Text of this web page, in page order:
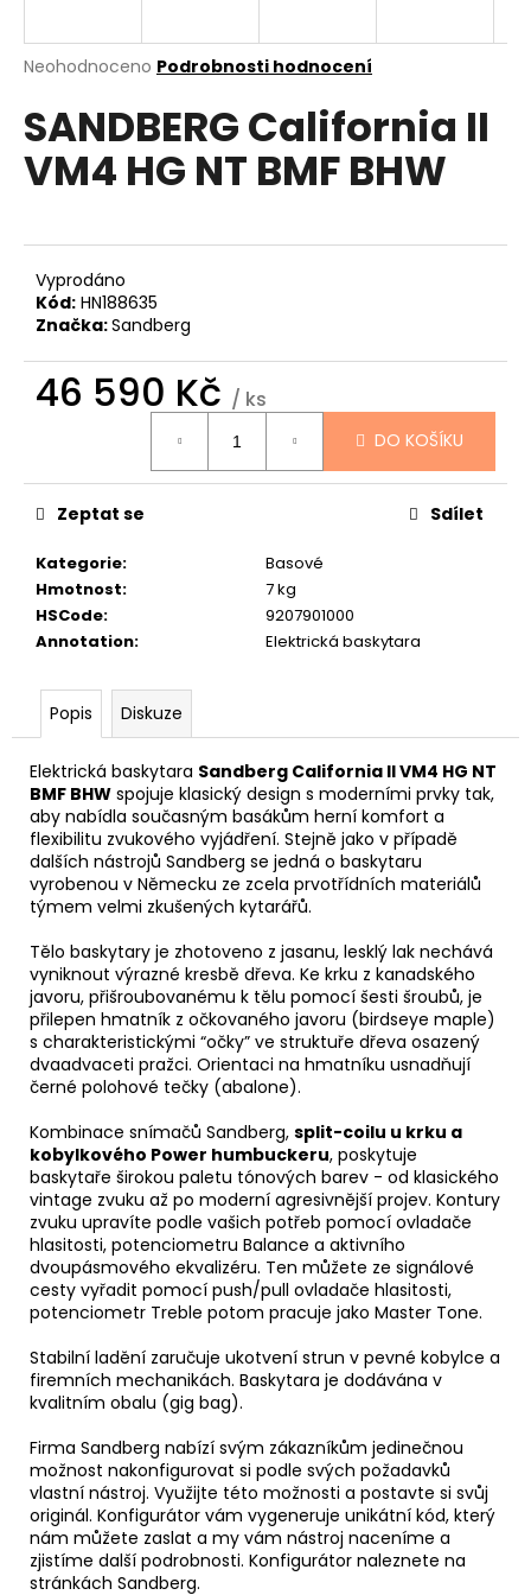
Průměrné
produktu
je
0,0
z
Neohodnoceno Podrobnosti hodnocení
SANDBERG California II
VM4 HG NT BMF BHW
Vyprodáno
Kód: HN188635
Značka:Sandberg
46 590 Kč / ks
DO KOŠÍKU
Kategorie:
Basové
Hmotnost:
7 kg
HSCode:
9207901000
Annotation: Elektrická baskytara
Zeptat se Sdílet
Popis Diskuze
Elektrická baskytara Sandberg California II VM4 HG NT
BMF BHW spojuje klasický design s moderními prvky tak,
aby nabídla současným basákům herní komfort a
flexibilitu zvukového vyjádření. Stejně jako v případě
dalších nástrojů Sandberg se jedná o baskytaru
vyrobenou v Německu ze zcela prvotřídních materiálů
týmem velmi zkušených kytarářů.
Tělo baskytary je zhotoveno z jasanu, lesklý lak nechává
vyniknout výrazné kresbě dřeva. Ke krku z kanadského
javoru, přišroubovanému k tělu pomocí šesti šroubů, je
přilepen hmatník z očkovaného javoru (birdseye maple)
s charakteristickými “očky” ve struktuře dřeva osazený
dvaadvaceti pražci. Orientaci na hmatníku usnadňují
černé polohové tečky (abalone).
Kombinace snímačů Sandberg, split-coilu u krku a
kobylkového Power humbuckeru, poskytuje
baskytaře širokou paletu tónových barev - od klasického
vintage zvuku až po moderní agresivnější projev. Kontury
zvuku upravíte podle vašich potřeb pomocí ovladače
hlasitosti, potenciometru Balance a aktivního
dvoupásmového ekvalizéru. Ten můžete ze signálové
cesty vyřadit pomocí push/pull ovladače hlasitosti,
potenciometr Treble potom pracuje jako Master Tone.
Stabilní ladění zaručuje ukotvení strun v pevné kobylce a
firemních mechanikách. Baskytara je dodávána v
kvalitním obalu (gig bag).
Firma Sandberg nabízí svým zákazníkům jedinečnou
možnost nakonfigurovat si podle svých požadavků
vlastní nástroj. Využijte této možnosti a postavte si svůj
originál. Konfigurátor vám vygeneruje unikátní kód, který
nám můžete zaslat a my vám nástroj naceníme a
zjistíme další podrobnosti. Konfigurátor naleznete na
stránkách Sandberg.
j
t
?
o
r
u
u
e
m
DR
DRAGON
SKIN+
COATED
PHOSPHOR
BRONZE
LIGHT
12-
54
PRO
AKUSTICKOU
KYTARU
400
Kč